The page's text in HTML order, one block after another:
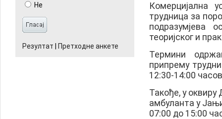
Не
Резултат Претходне анкете
Комерцијална
трудница за
подразумјева
теоријског и
Термини
припрему
12:30-14:00
Такође, у
амбуланта у
07:00 до 15:00